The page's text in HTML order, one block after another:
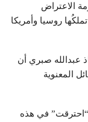
الاعتراض
روسيا وأمريكا
عبدالله صبري أن
المعنوية
“احترقت” في هذه